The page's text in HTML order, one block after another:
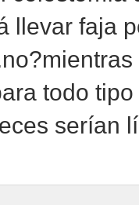
llevar faja
todo
serían